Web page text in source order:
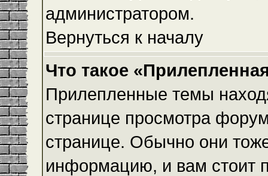
администратором.
Вернуться к началу
Что такое
Прилепленные темы
странице просмотра
странице. Обычно они
информацию, и вам стоит